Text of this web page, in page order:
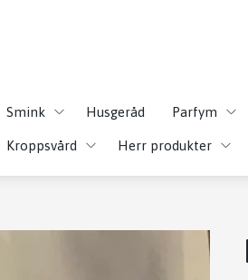
Smink Husgeråd Parfym
Kroppsvård Herr produkter